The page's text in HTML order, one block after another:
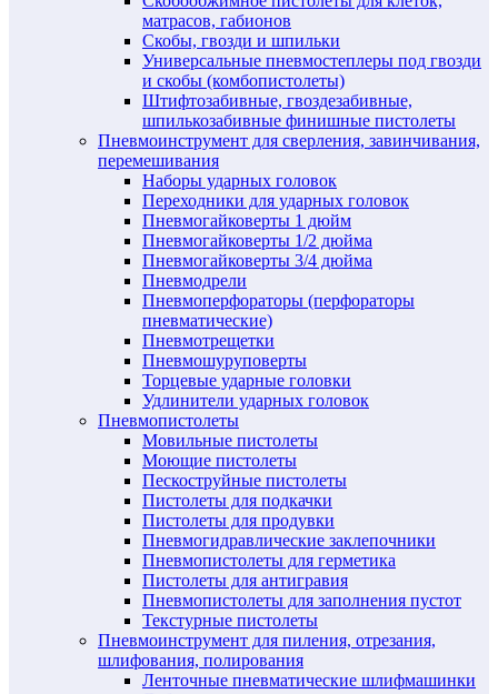
матрасов, габионов
Скобы, гвозди и шпильки
Универсальные пневмостеплеры под гвозди
и скобы (комбопистолеты)
Штифтозабивные, гвоздезабивные,
шпилькозабивные финишные пистолеты
Пневмоинструмент для сверления, завинчивания,
перемешивания
Наборы ударных головок
Переходники для ударных головок
Пневмогайковерты 1 дюйм
Пневмогайковерты 1/2 дюйма
Пневмогайковерты 3/4 дюйма
Пневмодрели
Пневмоперфораторы (перфораторы
пневматические)
Пневмотрещетки
Пневмошуруповерты
Торцевые ударные головки
Удлинители ударных головок
Пневмопистолеты
Мовильные пистолеты
Моющие пистолеты
Пескоструйные пистолеты
Пистолеты для подкачки
Пистолеты для продувки
Пневмогидравлические заклепочники
Пневмопистолеты для герметика
Пистолеты для антигравия
Пневмопистолеты для заполнения пустот
Текстурные пистолеты
Пневмоинструмент для пиления, отрезания,
шлифования, полирования
Ленточные пневматические шлифмашинки